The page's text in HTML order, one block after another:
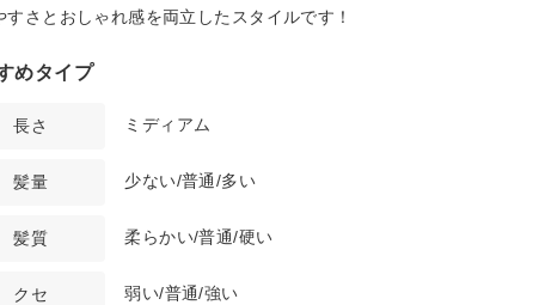
すさとおしゃれ感を両立したスタイルです！
めタイプ
長さ ミディアム
髪量 少ない/普通/多い
髪質 柔らかい/普通/硬い
クセ 弱い/普通/強い